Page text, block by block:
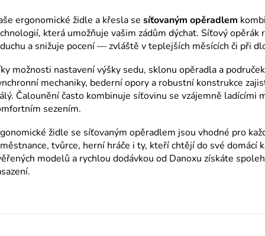
v
l
á
d
a
c
p
r
v
v
ergonomické židle a křesla se síťovaným opěradlem
která umožňuje vašim zádům dýchat. Síťový
a snižuje pocení — zvláště v teplejších měsících či při
možnosti nastavení výšky sedu, sklonu opěradla a
mechaniky, bederní opory a robustní konstrukce
Čalounění často kombinuje síťovinu se vzájemně ladícími
sezením.
židle se síťovaným opěradlem jsou vhodné pro
tvůrce, herní hráče i ty, kteří chtějí do své domácí
modelů a rychlou dodávkou od Danoxu získáte